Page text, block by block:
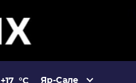
+17 °C Яр-Сале